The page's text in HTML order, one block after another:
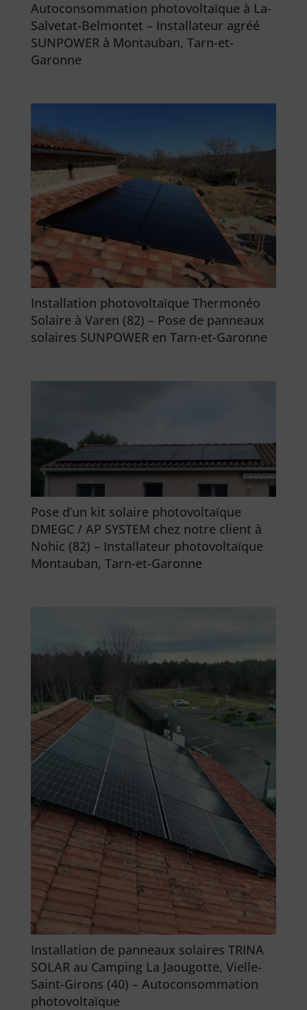
Autoconsommation photovoltaïque à La-
Salvetat-Belmontet – Installateur agréé
SUNPOWER à Montauban, Tarn-et-
Garonne
Installation photovoltaïque Thermonéo
Solaire à Varen (82) – Pose de panneaux
solaires SUNPOWER en Tarn-et-Garonne
Pose d’un kit solaire photovoltaïque
DMEGC / AP SYSTEM chez notre client à
Nohic (82) – Installateur photovoltaïque
Montauban, Tarn-et-Garonne
Installation de panneaux solaires TRINA
SOLAR au Camping La Jaougotte, Vielle-
Saint-Girons (40) – Autoconsommation
photovoltaïque